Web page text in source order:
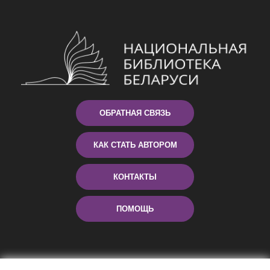
ОБРАТНАЯ СВЯЗЬ
КАК СТАТЬ АВТОРОМ
КОНТАКТЫ
ПОМОЩЬ